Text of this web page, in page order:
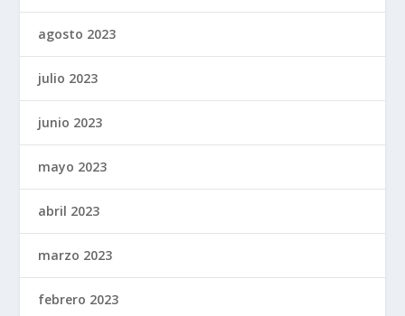
agosto 2023
julio 2023
junio 2023
mayo 2023
abril 2023
marzo 2023
febrero 2023